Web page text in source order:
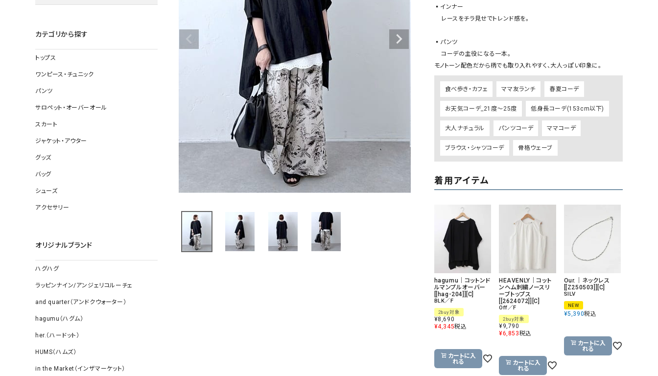
ロング・マキシ丈
その他スカート
すべて見る
靴
デニムパンツ
その他のパンツ
ジャケット
コート
その他アウター
すべて見る
靴
帽子
ソックス・その他雑貨
ワンピース・チュニック
サロペット・オーバーオール
1%（イチ パーセント）
1 metre carre（アンメートルキャレ ）
LAURA DI MAGGIO（ロー
120%lino（ワンハンドレッドトゥエンティ
ーパーセントリノ）
トライブ）
adidas（アディダス）
ASFVLT（アスファルト）
blue willow（ブルーウィロー） Osmosis（オズモシス）
blue willow（ブルーウィロー） prit（プリット）
CUBE SUGAR（キューブシュガー） PUMA（プーマ）
CONVERSE ALL STAR（コンバースオー
ルスター）
Champion（チャンピオン）
DENIM DUNGAREE（デニムダンガリー） SO（エスオー）
Deck（ディック）
SCOTCH&SODA（スコッチ
ダ）
Emma Taylor（エマテイラー）
カテゴリから探す
トップス
ワンピース・チュニック
パンツ
サロペット・オーバーオール
スカート
ジャケット・アウター
グッズ
バッグ
シューズ
アクセサリー
オリジナルブランド
ハグハグ
ラッピンナイン/アンジェリコルーチェ
and quarter（アンドクウォーター）
hagumu（ハグム）
her.（ハードット）
HUMS（ハムズ）
in the Market（インザマーケット）
▪️インナー
▪️パンツ
モノトーン配色だから柄でも取り入れやすく、大人っぽい印象に。
食べ歩き・カフェ ママ友ランチ 春夏コーデ
お天気コーデ_21度～25度 低身長コーデ(153cm以下)
大人ナチュラル パンツコーデ ママコーデ
ブラウス・シャツコーデ 骨格ウェーブ
着用アイテム
hagumu｜コットンド
ルマンプルオーバー
[[hag-204]][C]
BLK／F
2buy対象
¥8,690
¥4,345税込
カートに入
れる
HEAVENLY｜コット
ンヘム刺繍ノースリ
ーブトップス
[[2624072]][C]
Off／F
2buy対象
¥9,790
¥6,853税込
カートに入
れる
Our.｜ネックレス
[[Z250503]][C]
SILV
NEW
¥5,390税込
カートに入
れる